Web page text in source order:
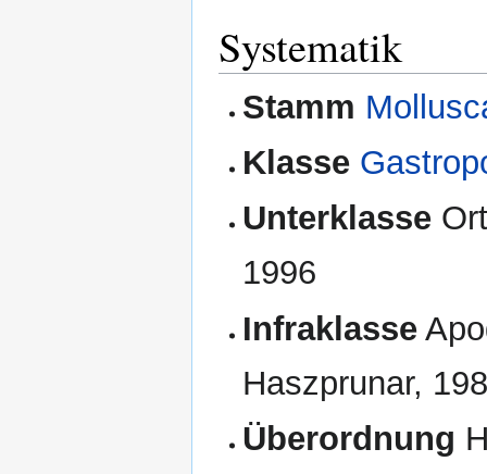
Systematik
Stamm
Klasse
Unterklasse
1996
Infraklasse
Haszprunar,
Überordnung